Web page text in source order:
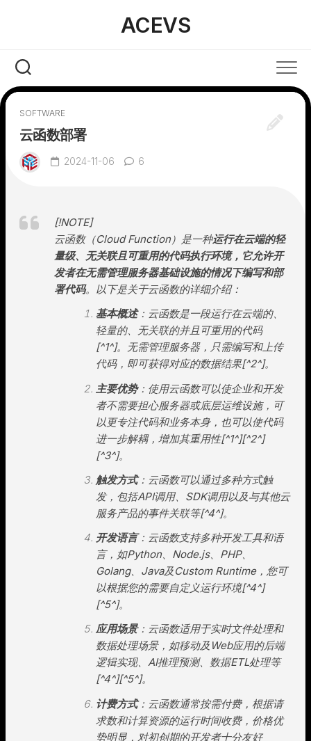
ACEVS
SOFTWARE
云函数部署
2024-11-06 6
[!NOTE]
云函数（Cloud Function）是一种运行在云端的轻
量级、无关联且可重用的代码执行环境，它允许开
发者在无需管理服务器基础设施的情况下编写和部
署代码。以下是关于云函数的详细介绍：
基本概述：云函数是一段运行在云端的、
轻量的、无关联的并且可重用的代码
[^1^]。无需管理服务器，只需编写和上传
代码，即可获得对应的数据结果[^2^]。
主要优势：使用云函数可以使企业和开发
者不需要担心服务器或底层运维设施，可
以更专注代码和业务本身，也可以使代码
进一步解耦，增加其重用性[^1^][^2^]
[^3^]。
触发方式：云函数可以通过多种方式触
发，包括API调用、SDK调用以及与其他云
服务产品的事件关联等[^4^]。
开发语言：云函数支持多种开发工具和语
言，如Python、Node.js、PHP、
Golang、Java及Custom Runtime，您可
以根据您的需要自定义运行环境[^4^]
[^5^]。
应用场景：云函数适用于实时文件处理和
数据处理场景，如移动及Web应用的后端
逻辑实现、AI推理预测、数据ETL处理等
[^4^][^5^]。
计费方式：云函数通常按需付费，根据请
求数和计算资源的运行时间收费，价格优
势明显，对初创期的开发者十分友好